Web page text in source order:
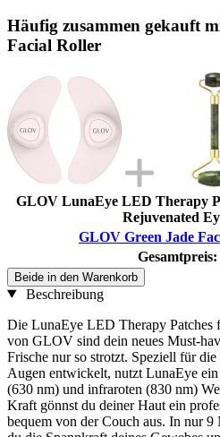
Häufig zusammen gekauft
Facial Roller
GLOV LunaEye LED Therapy
Rejuvenated
GLOV Green Jade
Gesamtpreis:
Beide in den Warenkorb
Beschreibung
Die LunaEye LED Therapy Patches
von GLOV sind dein neues Must-
Frische nur so strotzt. Speziell für
Augen entwickelt, nutzt LunaEye
(630 nm) und infraroten (830 nm)
Kraft gönnst du deiner Haut ein
bequem von der Couch aus. In nur